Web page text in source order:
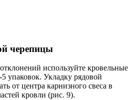
черепицы
используйте кровельные
упаковок. Укладку рядовой
от центра карнизного свеса в
кровли (рис. 9).